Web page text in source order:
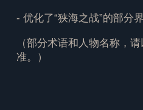
- 优化了“狭海之战”的部分界
（部分术语和人物名称，
准。）